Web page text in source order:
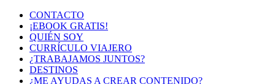
CONTACTO
¡EBOOK GRATIS!
QUIÉN SOY
CURRÍCULO VIAJERO
¿TRABAJAMOS JUNTOS?
DESTINOS
¿ME AYUDAS A CREAR CONTENIDO?